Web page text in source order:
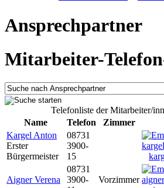
Ansprechpartner
Mitarbeiter-
Telefonliste der Mitarbeiter/
Name
Telefon Zimmer
Kargel Anton
Erster
Bürgermeister
08731
3900-
15
Aigner Verena
08731
3900-
Vorzimmer